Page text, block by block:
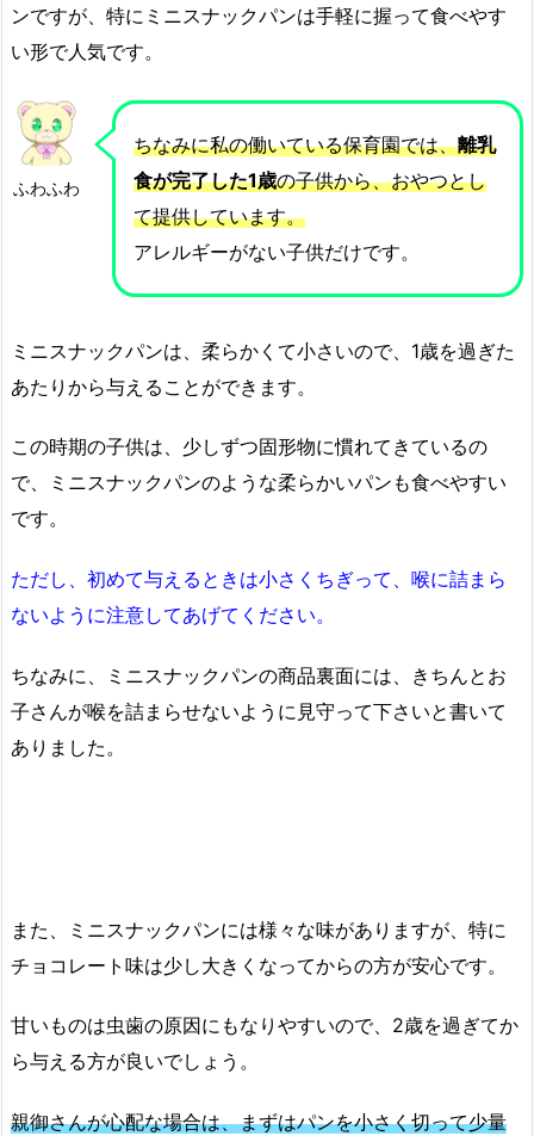
ンですが、特にミニスナックパンは手軽に握って食べやす
い形で人気です。
ふわふわ
ちなみに私の働いている保育園では、離乳
食が完了した1歳の子供から、おやつとし
て提供しています。
アレルギーがない子供だけです。
ミニスナックパンは、柔らかくて小さいので、1歳を過ぎた
あたりから与えることができます。
この時期の子供は、少しずつ固形物に慣れてきているの
で、ミニスナックパンのような柔らかいパンも食べやすい
です。
ただし、初めて与えるときは小さくちぎって、喉に詰まら
ないように注意してあげてください。
ちなみに、ミニスナックパンの商品裏面には、きちんとお
子さんが喉を詰まらせないように見守って下さいと書いて
ありました。
また、ミニスナックパンには様々な味がありますが、特に
チョコレート味は少し大きくなってからの方が安心です。
甘いものは虫歯の原因にもなりやすいので、2歳を過ぎてか
ら与える方が良いでしょう。
親御さんが心配な場合は、まずはパンを小さく切って少量